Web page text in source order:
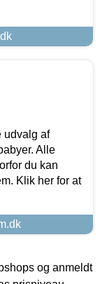
udvalg af
Alle
du kan
Klik her for at
og anmeldt